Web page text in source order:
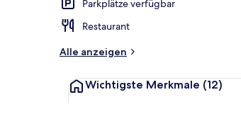
Parkplätze verfügbar
Restaurant
Alle anzeigen
Wichtigste Merkmale (12)